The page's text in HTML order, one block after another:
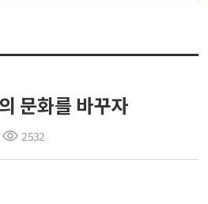
문화를 바꾸자
2532